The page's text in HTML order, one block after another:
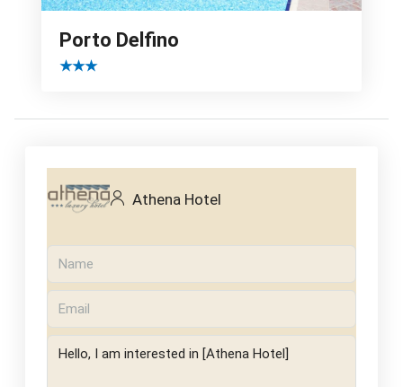
Porto Delfino
★★★
Athena Hotel